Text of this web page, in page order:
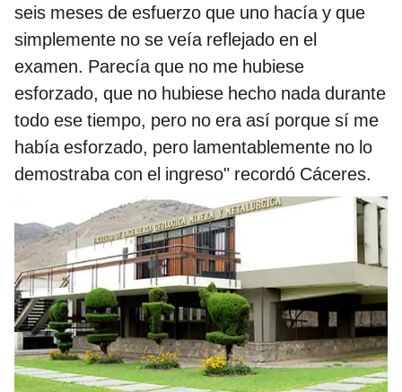
seis meses de esfuerzo que uno hacía y que
simplemente no se veía reflejado en el
examen. Parecía que no me hubiese
esforzado, que no hubiese hecho nada durante
todo ese tiempo, pero no era así porque sí me
había esforzado, pero lamentablemente no lo
demostraba con el ingreso" recordó Cáceres.